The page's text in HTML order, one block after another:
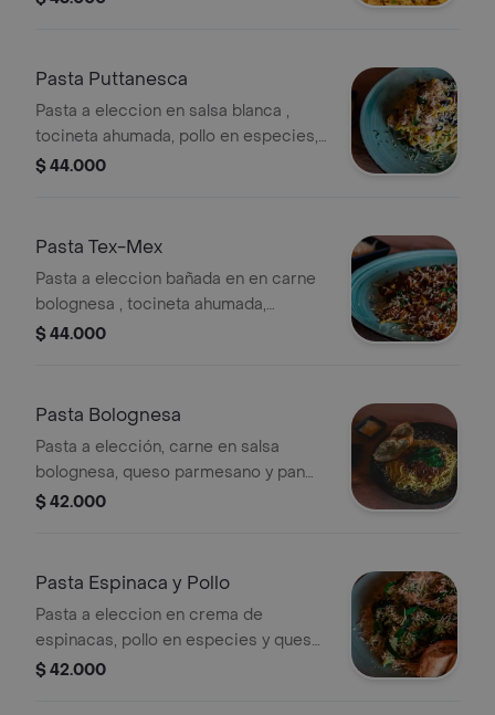
Pasta Puttanesca
Pasta a eleccion en salsa blanca ,
tocineta ahumada, pollo en especies,
maíz dulce, aceitunas negras,
$ 44.000
Pasta Tex-Mex
Pasta a eleccion bañada en en carne
bolognesa , tocineta ahumada,
salchicha ranchera, maíz dulce y
$ 44.000
Pasta Bolognesa
Pasta a elección, carne en salsa
bolognesa, queso parmesano y pan
de la casa
$ 42.000
Pasta Espinaca y Pollo
Pasta a eleccion en crema de
espinacas, pollo en especies y queso
parmesano. Acompañadas de pan de
$ 42.000